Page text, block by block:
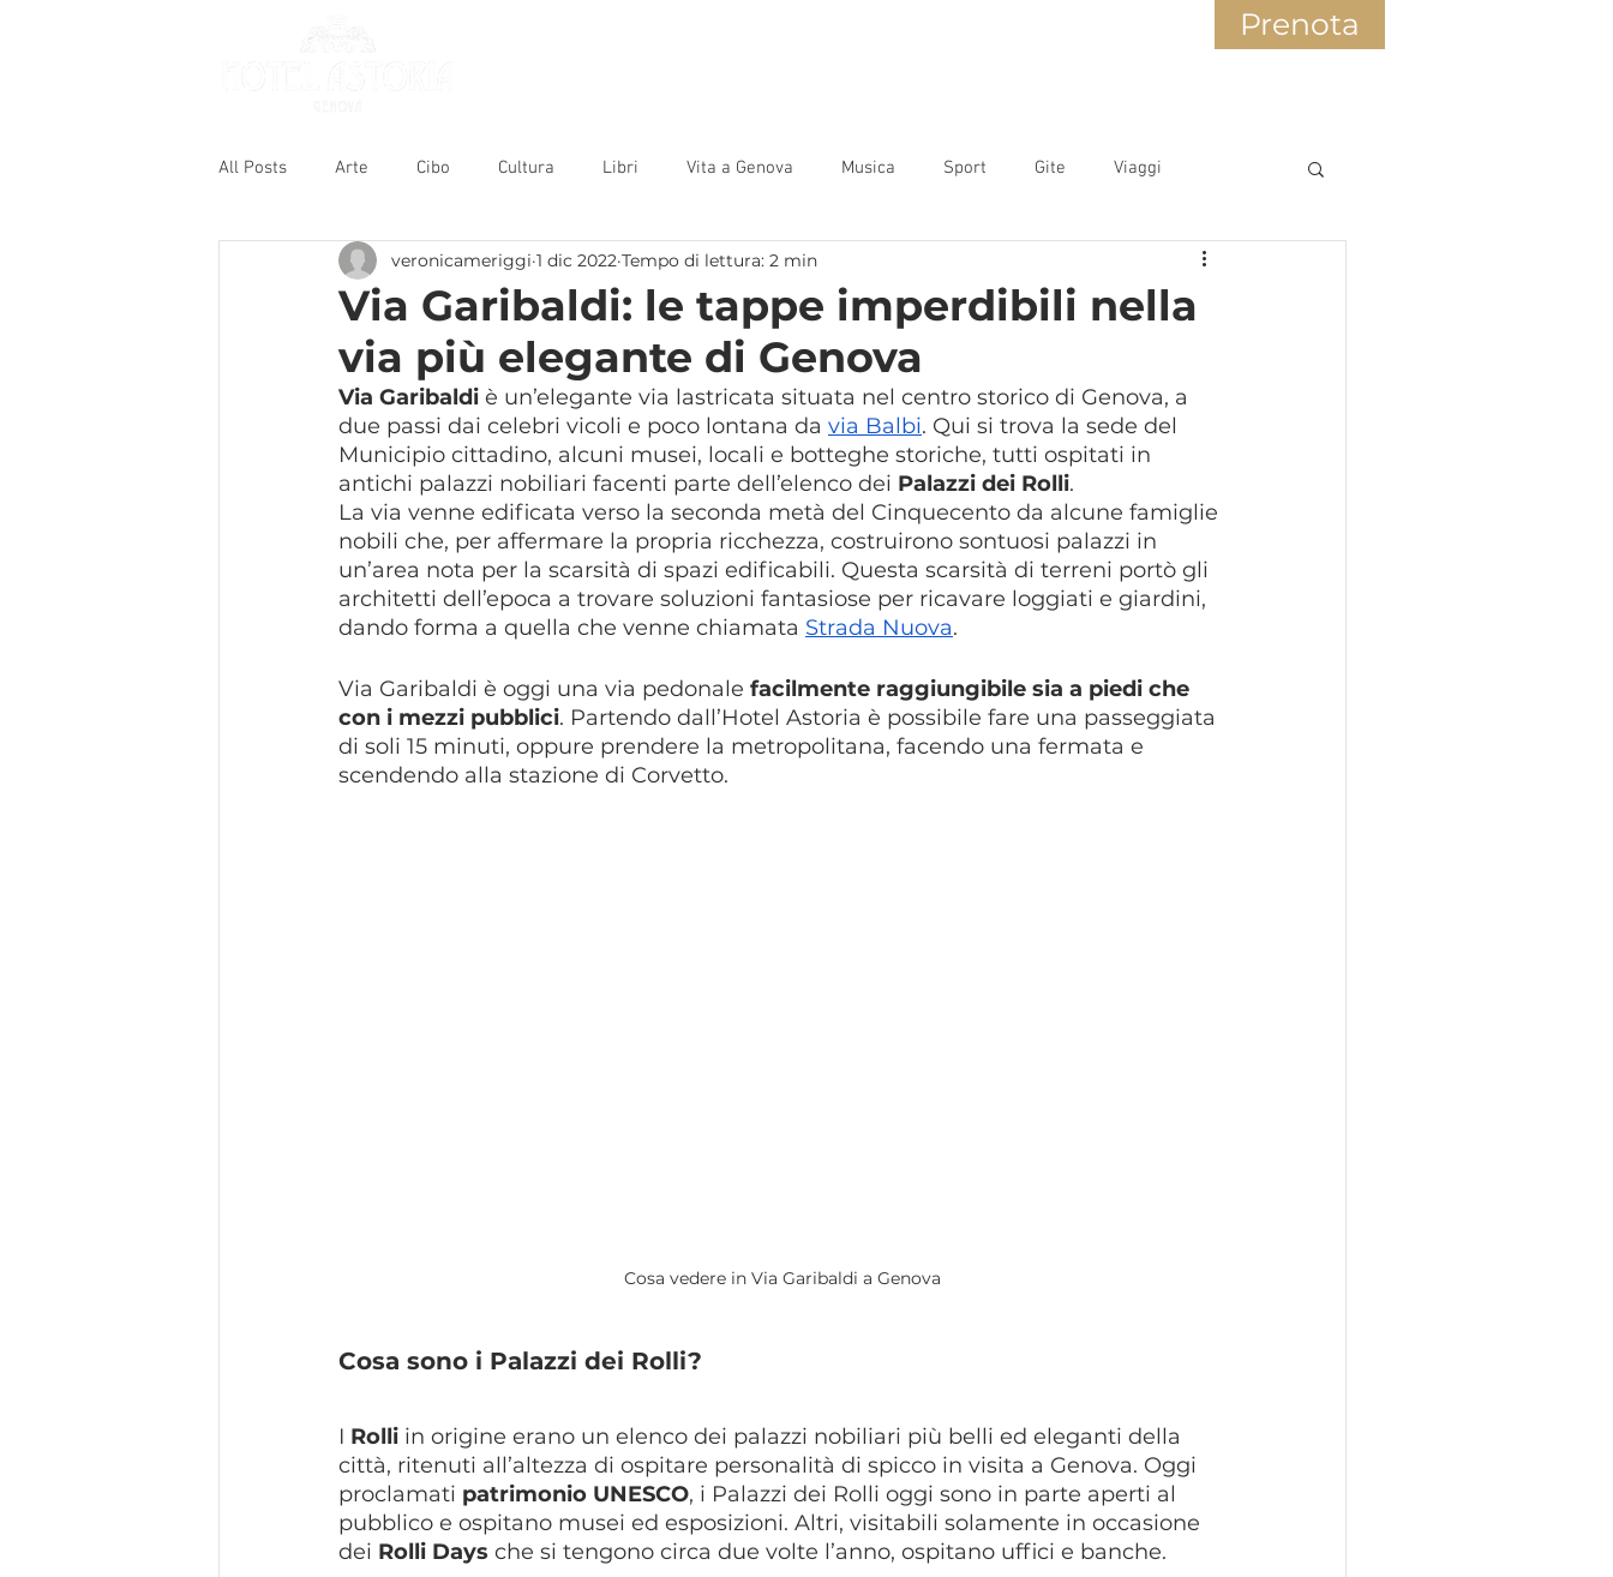
Prenota
All Posts Arte Cibo Cultura Libri Vita a Genova Musica Sport Gite Viaggi
Via Garibaldi: le tappe imperdibili nella
via più elegante di Genova
veronicameriggi 1 dic 2022 Tempo di lettura: 2 min
Via Garibaldi è un’elegante via lastricata situata nel centro storico di Genova, a
due passi dai celebri vicoli e poco lontana da via Balbi. Qui si trova la sede del
Municipio cittadino, alcuni musei, locali e botteghe storiche, tutti ospitati in
antichi palazzi nobiliari facenti parte dell’elenco dei Palazzi dei Rolli.
La via venne edificata verso la seconda metà del Cinquecento da alcune famiglie
nobili che, per affermare la propria ricchezza, costruirono sontuosi palazzi in
un’area nota per la scarsità di spazi edificabili. Questa scarsità di terreni portò gli
architetti dell’epoca a trovare soluzioni fantasiose per ricavare loggiati e giardini,
dando forma a quella che venne chiamata Strada Nuova.
Via Garibaldi è oggi una via pedonale facilmente raggiungibile sia a piedi che
con i mezzi pubblici. Partendo dall’Hotel Astoria è possibile fare una passeggiata
di soli 15 minuti, oppure prendere la metropolitana, facendo una fermata e
scendendo alla stazione di Corvetto.
Cosa vedere in Via Garibaldi a Genova
Cosa sono i Palazzi dei Rolli?
I Rolli in origine erano un elenco dei palazzi nobiliari più belli ed eleganti della
città, ritenuti all’altezza di ospitare personalità di spicco in visita a Genova. Oggi
proclamati patrimonio UNESCO, i Palazzi dei Rolli oggi sono in parte aperti al
pubblico e ospitano musei ed esposizioni. Altri, visitabili solamente in occasione
dei Rolli Days che si tengono circa due volte l’anno, ospitano uffici e banche.